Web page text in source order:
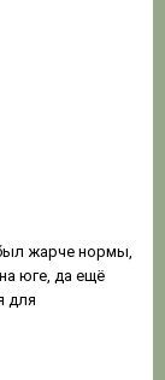
жарче нормы,
юге, да ещё
для